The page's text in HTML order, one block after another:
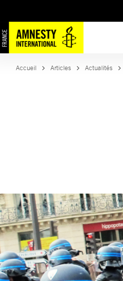
au
contenu
Accueil Articles Actualités